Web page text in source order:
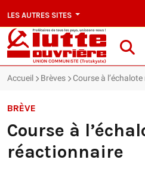
LES AUTRES SITES
Accueil Brèves Course à
BRÈVE
Course à
réactionnaire